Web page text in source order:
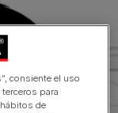
consiente el uso
para
de